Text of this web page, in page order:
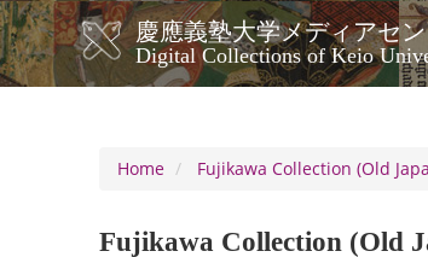
Skip
to
main
content
慶應義塾大学メディアセ
Digital Collections of Keio
メ
イ
ビ
シ
Home
Fujikawa Collection (Old
Fujikawa Collection (Old